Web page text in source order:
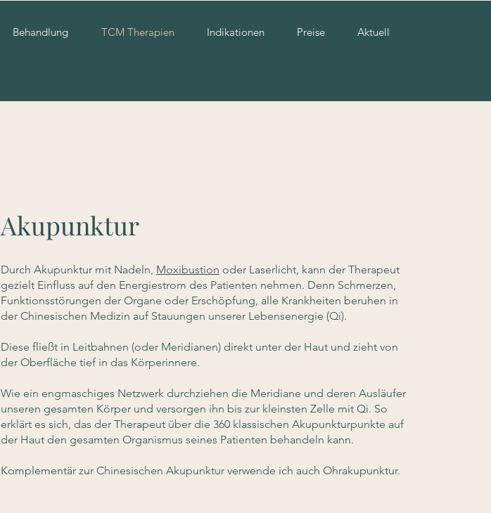
Behandlung TCM Therapien Indikationen Preise Aktuell
Akupunktur
Durch Akupunktur mit Nadeln, Moxibustion oder Laserlicht, kann der Therapeut
gezielt Einfluss auf den Energiestrom des Patienten nehmen. Denn Schmerzen,
Funktionsstörungen der Organe oder Erschöpfung, alle Krankheiten beruhen in
der Chinesischen Medizin auf Stauungen unserer Lebensenergie (Qi).
Diese fließt in Leitbahnen (oder Meridianen) direkt unter der Haut und zieht von
der Oberfläche tief in das Körperinnere.
Wie ein engmaschiges Netzwerk durchziehen die Meridiane und deren Ausläufer
unseren gesamten Körper und versorgen ihn bis zur kleinsten Zelle mit Qi. So
erklärt es sich, das der Therapeut über die 360 klassischen Akupunkturpunkte auf
der Haut den gesamten Organismus seines Patienten behandeln kann.
Komplementär zur Chinesischen Akupunktur verwende ich auch Ohrakupunktur.